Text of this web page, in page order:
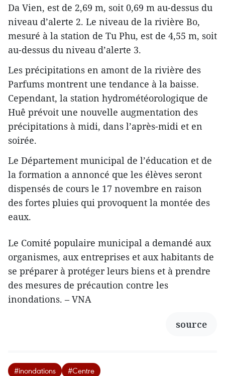
Da Vien, est de 2,69 m, soit 0,69 m au-dessus du
niveau d’alerte 2. Le niveau de la rivière Bo,
mesuré à la station de Tu Phu, est de 4,55 m, soit
au-dessus du niveau d’alerte 3.
Les précipitations en amont de la rivière des
Parfums montrent une tendance à la baisse.
Cependant, la station hydrométéorologique de
Huê prévoit une nouvelle augmentation des
précipitations à midi, dans l’après-midi et en
soirée.
Le Département municipal de l’éducation et de
la formation a annoncé que les élèves seront
dispensés de cours le 17 novembre en raison
des fortes pluies qui provoquent la montée des
eaux.
Le Comité populaire municipal a demandé aux
organismes, aux entreprises et aux habitants de
se préparer à protéger leurs biens et à prendre
des mesures de précaution contre les
inondations. – VNA
source
#inondations #Centre